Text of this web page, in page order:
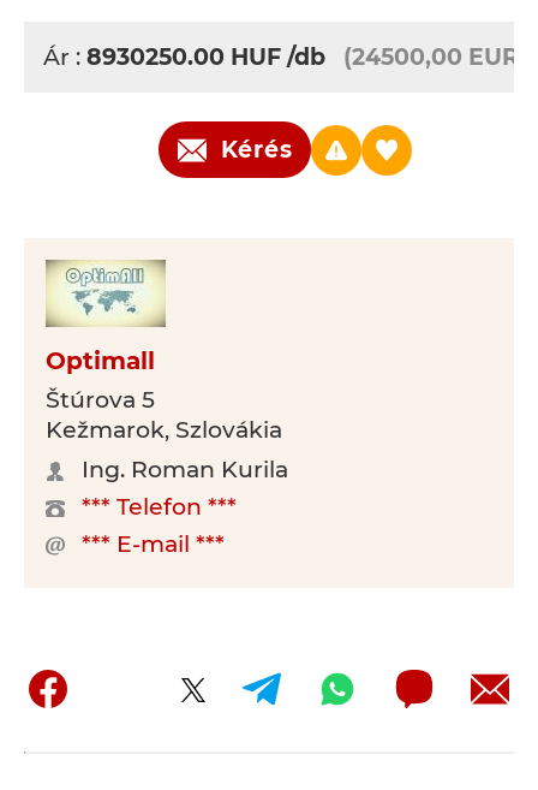
Ár : 8930250.00 HUF /db (24500,00 EUR)
Kérés
Optimall
Štúrova 5
Kežmarok, Szlovákia
Ing. Roman Kurila
*** Telefon ***
*** E-mail ***